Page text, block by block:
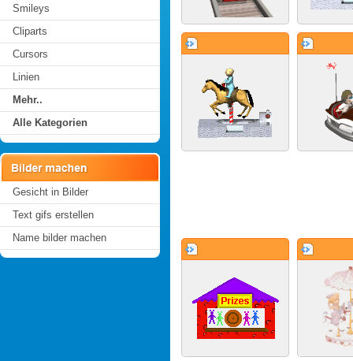
Smileys
Cliparts
Cursors
Linien
Mehr..
Alle Kategorien
Gesicht in Bilder
Text gifs erstellen
Name bilder machen